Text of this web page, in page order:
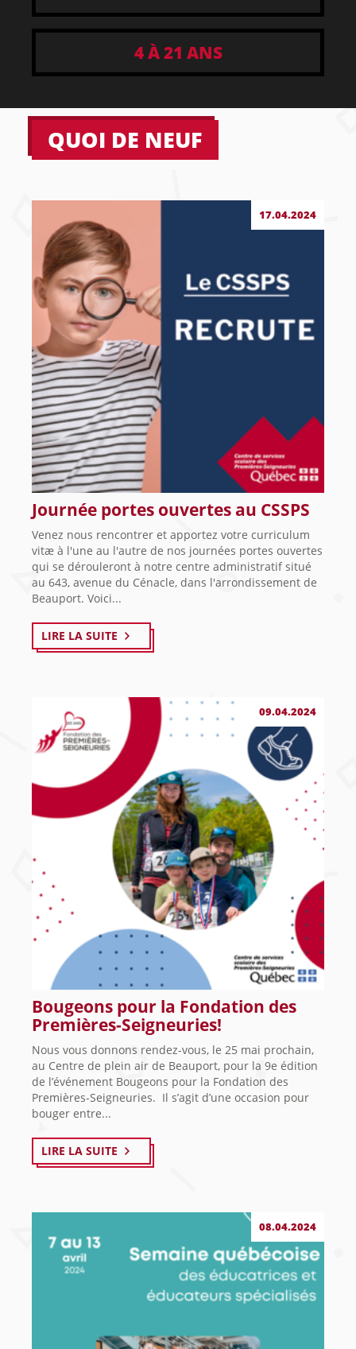
4 À 21 ANS
QUOI DE NEUF
17.04.2024
Journée portes ouvertes au CSSPS
Venez nous rencontrer et apportez votre curriculum
vitæ à l'une au l'autre de nos journées portes ouvertes
qui se dérouleront à notre centre administratif situé
au 643, avenue du Cénacle, dans l'arrondissement de
Beauport. Voici...
LIRE LA SUITE
09.04.2024
Bougeons pour la Fondation des
Premières-Seigneuries!
Nous vous donnons rendez-vous, le 25 mai prochain,
au Centre de plein air de Beauport, pour la 9e édition
de l’événement Bougeons pour la Fondation des
Premières-Seigneuries. Il s’agit d’une occasion pour
bouger entre...
LIRE LA SUITE
08.04.2024